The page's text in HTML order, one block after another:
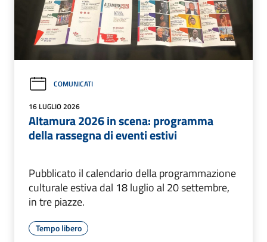
COMUNICATI
16 LUGLIO 2026
Altamura 2026 in scena: programma
della rassegna di eventi estivi
Pubblicato il calendario della programmazione
culturale estiva dal 18 luglio al 20 settembre,
in tre piazze.
Tempo libero